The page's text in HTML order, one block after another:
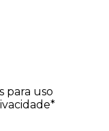
para uso